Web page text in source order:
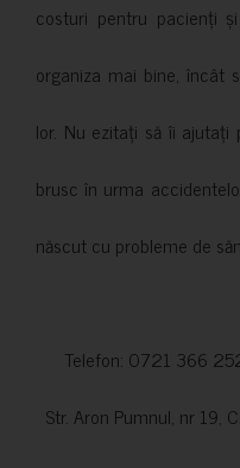
costuri pentru pacienți
organiza mai bine, încât
lor. Nu ezitați să îi
brusc în urma
născut cu probleme de
Telefon: 0721 366
Str. Aron Pumnul, nr 19,